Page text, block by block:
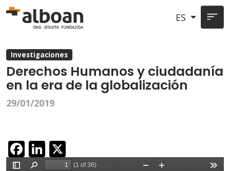
Pasar al contenido principal
ES
Investigaciones
Derechos Humanos y ciudadanía
en la era de la globalización
29/01/2019
Facebook
LinkedIn